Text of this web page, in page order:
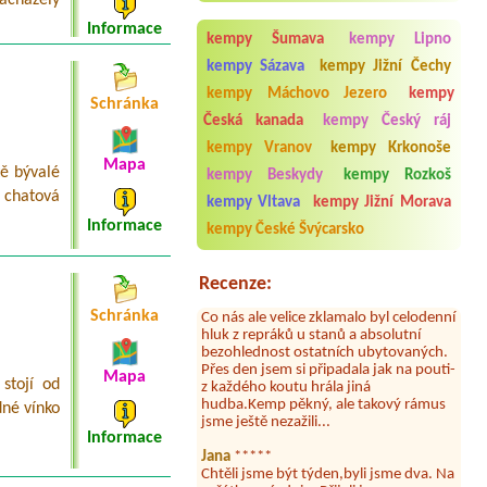
Jenišov - Lipno
1x für Wohnmobil 7,50m lang
kempy Šumava
kempy Lipno
kempy Sázava
kempy Jižní Čechy
kempy Máchovo Jezero
kempy
Česká kanada
kempy Český ráj
kempy Vranov
kempy Krkonoše
kempy Beskydy
kempy Rozkoš
kempy Vltava
kempy Jižní Morava
kempy České Švýcarsko
Recenze:
Aneta Melicharová
Byli jsme zde v týdnu od 25.7. do 1.8.
2026. Kemp jako takový je pěkný. V
umývárně i na WC bylo vždy čisto,
doplněný papír i utěrky, což při
množství návštěvníků není
restaurace, kebab a další občerstvení.
hluk z repráků u stanů a absolutní
bezohlednost ostatních ubytovaných.
Přes den jsem si připadala jak na pouti-
z každého koutu hrála jiná
hudba.Kemp pěkný, ale takový rámus
jsme ještě nezažili...
Chtěli jsme být týden,byli jsme dva. Na
začátku prázdnin. Přijeli jsme
Informace
bývalé
Schránka
Mapa
Informace
stojí od
vínko
Schránka
Mapa
Informace